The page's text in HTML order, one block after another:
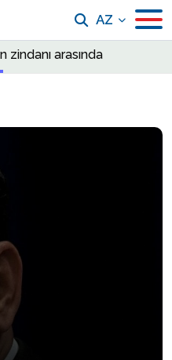
AZ
zindanı arasında